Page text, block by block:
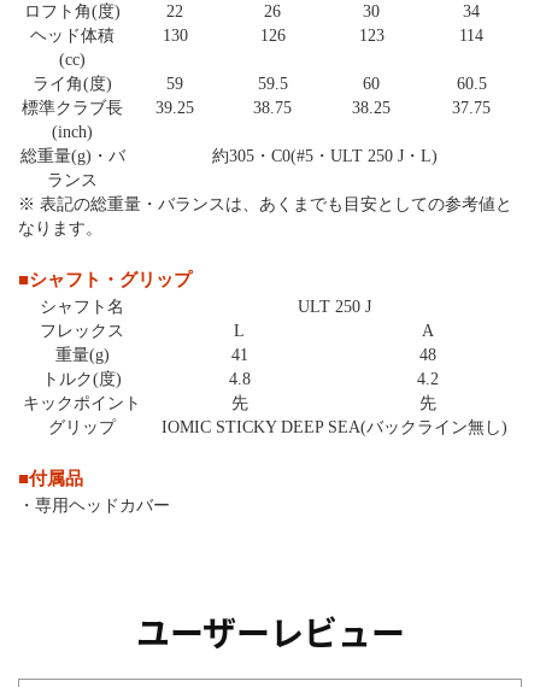
ロフト角(度)
22 26 30
34
ヘッド体積
(cc)
130 126 123 114
ライ角(度) 59 59.5 60
60.5
標準クラブ長
(inch)
39.25 38.75 38.25 37.75
総重量(g)・バ
ランス
約305・C0(#5・ULT 250 J・L)
※ 表記の総重量・バランスは、あくまでも目安としての参考値と
なります。
■シャフト・グリップ
シャフト名
ULT 250 J
フレックス
L
A
重量(g)
41
48
トルク(度)
4.8
4.2
キックポイント
先
先
グリップ
IOMIC STICKY DEEP SEA(バックライン無し)
■付属品
・専用ヘッドカバー
ユーザーレビュー